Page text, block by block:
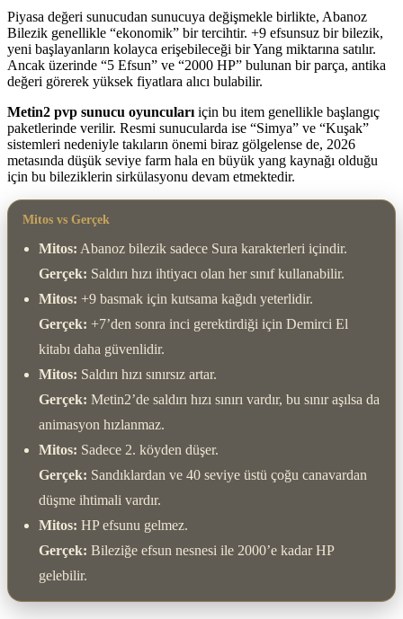
Piyasa değeri sunucudan sunucuya değişmekle birlikte, Abanoz
Bilezik genellikle “ekonomik” bir tercihtir. +9 efsunsuz bir bilezik,
yeni başlayanların kolayca erişebileceği bir Yang miktarına satılır.
Ancak üzerinde “5 Efsun” ve “2000 HP” bulunan bir parça, antika
değeri görerek yüksek fiyatlara alıcı bulabilir.
Metin2 pvp sunucu oyuncuları için bu item genellikle başlangıç
paketlerinde verilir. Resmi sunucularda ise “Simya” ve “Kuşak”
sistemleri nedeniyle takıların önemi biraz gölgelense de, 2026
metasında düşük seviye farm hala en büyük yang kaynağı olduğu
için bu bileziklerin sirkülasyonu devam etmektedir.
Mitos vs Gerçek
Mitos: Abanoz bilezik sadece Sura karakterleri içindir.
Gerçek: Saldırı hızı ihtiyacı olan her sınıf kullanabilir.
Mitos: +9 basmak için kutsama kağıdı yeterlidir.
Gerçek: +7’den sonra inci gerektirdiği için Demirci El
kitabı daha güvenlidir.
Mitos: Saldırı hızı sınırsız artar.
Gerçek: Metin2’de saldırı hızı sınırı vardır, bu sınır aşılsa da
animasyon hızlanmaz.
Mitos: Sadece 2. köyden düşer.
Gerçek: Sandıklardan ve 40 seviye üstü çoğu canavardan
düşme ihtimali vardır.
Mitos: HP efsunu gelmez.
Gerçek: Bileziğe efsun nesnesi ile 2000’e kadar HP
gelebilir.